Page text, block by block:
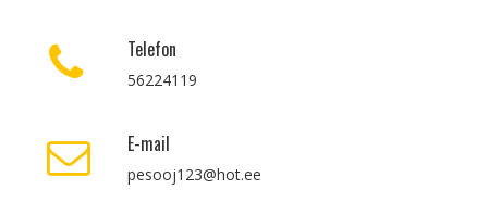
Telefon
56224119
E-mail
pesooj123@hot.ee